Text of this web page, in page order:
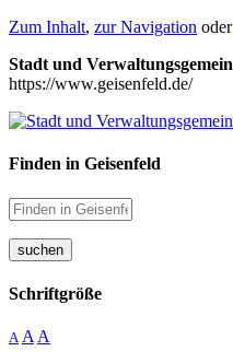
Zum Inhalt, zur Navigation oder
Stadt und
https://www.geisenfeld.de/
Finden in Geisenfeld
suchen
Schriftgröße
A A A